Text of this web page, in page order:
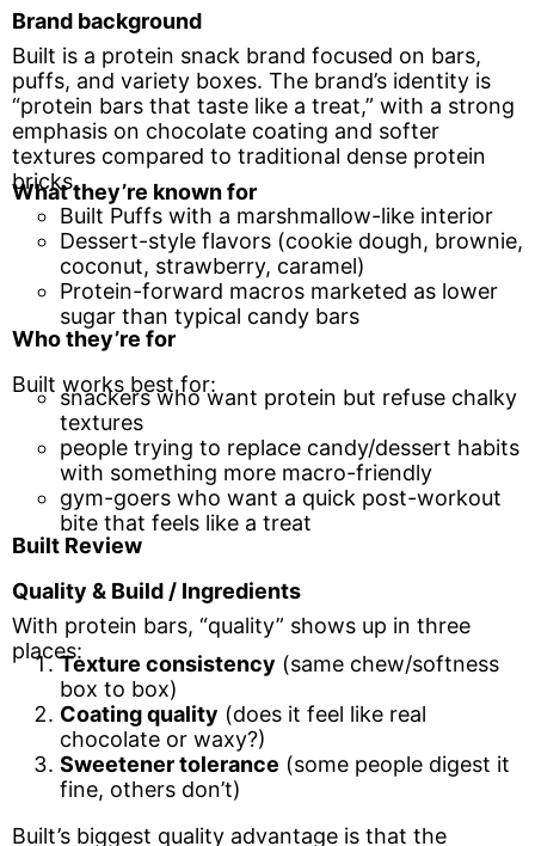
Brand background
Built is a protein snack brand focused on bars,
puffs, and variety boxes. The brand’s identity is
“protein bars that taste like a treat,” with a strong
emphasis on chocolate coating and softer
textures compared to traditional dense protein
bricks.
What they’re known for
Built Puffs with a marshmallow-like interior
Dessert-style flavors (cookie dough, brownie,
coconut, strawberry, caramel)
Protein-forward macros marketed as lower
sugar than typical candy bars
Who they’re for
Built works best for:
snackers who want protein but refuse chalky
textures
people trying to replace candy/dessert habits
with something more macro-friendly
gym-goers who want a quick post-workout
bite that feels like a treat
Built Review
Quality & Build / Ingredients
With protein bars, “quality” shows up in three
places:
Texture consistency (same chew/softness
box to box)
Coating quality (does it feel like real
chocolate or waxy?)
Sweetener tolerance (some people digest it
fine, others don’t)
Built’s biggest quality advantage is that the